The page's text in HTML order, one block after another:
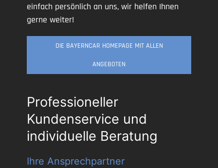
einfach persönlich an uns, wir helfen Ihnen
gerne weiter!
DIE BAYERNCAR HOMEPAGE MIT ALLEN
ANGEBOTEN
Professioneller
Kundenservice und
individuelle Beratung
Ihre Ansprechpartner